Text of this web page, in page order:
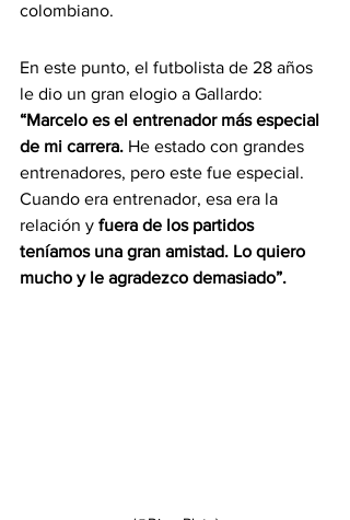
colombiano.
En este punto, el futbolista de 28 años
le dio un gran elogio a Gallardo:
“Marcelo es el entrenador más especial
de mi carrera. He estado con grandes
entrenadores, pero este fue especial.
Cuando era entrenador, esa era la
relación y fuera de los partidos
teníamos una gran amistad. Lo quiero
mucho y le agradezco demasiado”.